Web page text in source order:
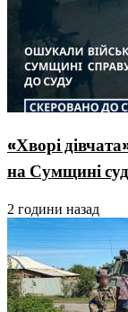
«Хворі
на Сумщині
2 години назад